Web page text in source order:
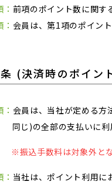
前項のポイント数に関す
会員は、第1項のポイン
(決済時のポイン
会員は、当社が定める方
同じ)の全部の支払いに利
※振込手数料は対象外とな
当社は、ポイント利用に